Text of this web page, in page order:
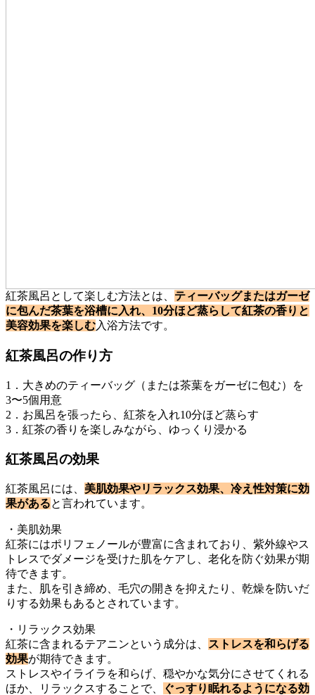
紅茶風呂として楽しむ方法とは、 ティーバッグまたはガーゼ
に包んだ茶葉を浴槽に入れ、10分ほど蒸らして紅茶の香りと
美容効果を楽しむ入浴方法です。
紅茶風呂の作り方
1．大きめのティーバッグ（または茶葉をガーゼに包む）を
3〜5個用意
2．お風呂を張ったら、紅茶を入れ10分ほど蒸らす
3．紅茶の香りを楽しみながら、ゆっくり浸かる
紅茶風呂の効果
紅茶風呂には、 美肌効果やリラックス効果、冷え性対策に効
果があると言われています。
・美肌効果
紅茶にはポリフェノールが豊富に含まれており、紫外線やス
トレスでダメージを受けた肌をケアし、老化を防ぐ効果が期
待できます。
また、肌を引き締め、毛穴の開きを抑えたり、乾燥を防いだ
りする効果もあるとされています。
・リラックス効果
紅茶に含まれるテアニンという成分は、
ストレスを和らげる
効果が期待できます。
ストレスやイライラを和らげ、穏やかな気分にさせてくれる
ほか、リラックスすることで、
ぐっすり眠れるようになる効